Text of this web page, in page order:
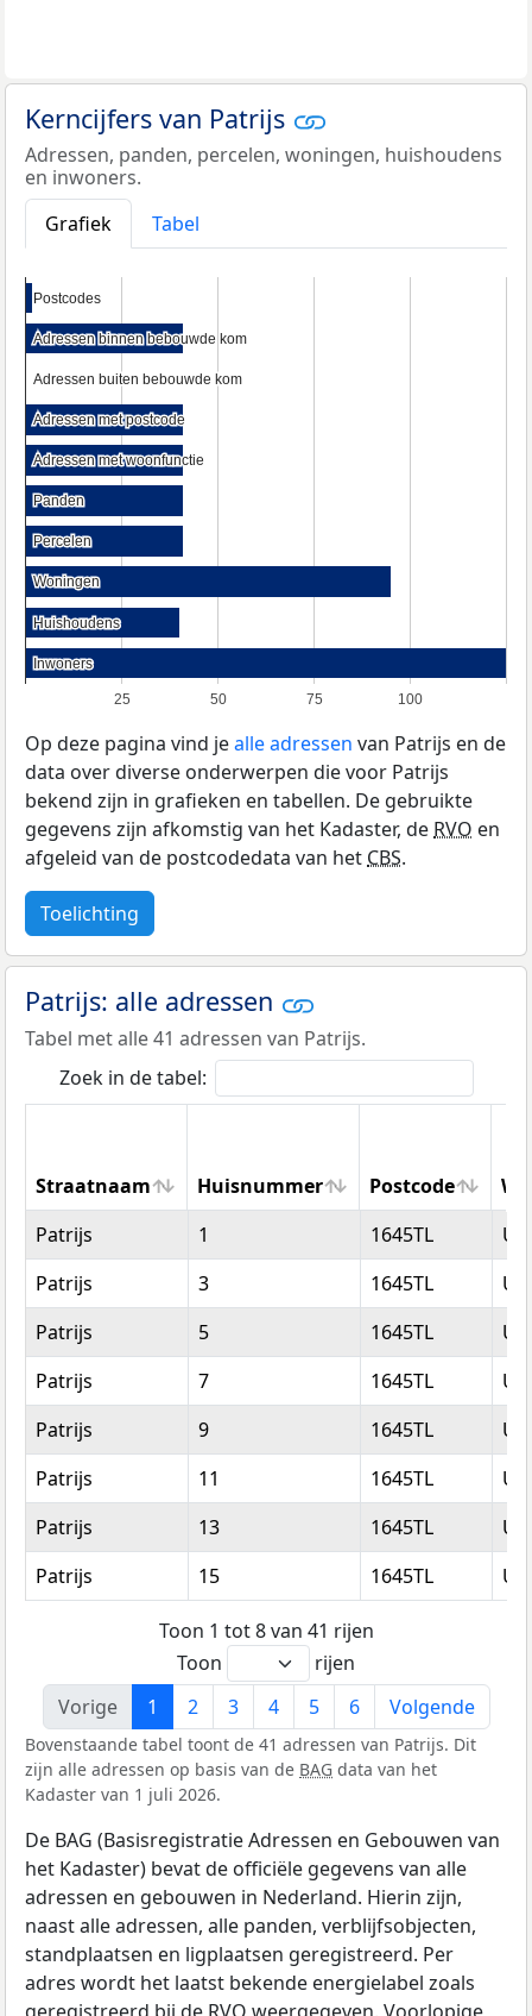
Kerncijfers van Patrijs
Adressen, panden, percelen, woningen, huishoudens
en inwoners.
Grafiek
Tabel
25 50 75 100
Postcodes
Postcodes
Adressen binnen bebouwde kom
Adressen binnen bebouwde kom
Adressen buiten bebouwde kom
Adressen buiten bebouwde kom
Adressen met postcode
Adressen met postcode
Adressen met woonfunctie
Adressen met woonfunctie
Panden
Panden
Percelen
Percelen
Woningen
Woningen
Huishoudens
Huishoudens
Inwoners
Inwoners
Op deze pagina vind jealle adressen van Patrijs en de
data over diverse onderwerpen die voor Patrijs
bekend zijn in grafieken en tabellen. De gebruikte
gegevens zijn afkomstig van het Kadaster, deRVO en
afgeleid van de postcodedata van hetCBS.
Toelichting
Patrijs: alle adressen
Tabel met alle 41 adressen van Patrijs.
Zoek in de tabel:
Straatnaam Huisnummer Postcode
Straatnaam
Huisnummer Postcode
Patrijs 1 1645TL
Patrijs
3 1645TL
Patrijs
5 1645TL
Patrijs
7 1645TL
Patrijs
9 1645TL
Patrijs
11 1645TL
Patrijs
13 1645TL
Patrijs
15 1645TL
Toon 1 tot 8 van 41 rijen
Toon
rijen
Vorige
1 2 3 4 5 6 Volgende
Bovenstaande tabel toont de 41 adressen van Patrijs. Dit
zijn alle adressen op basis van de BAG data van het
Kadaster van 1 juli 2026.
De BAG (Basisregistratie Adressen en Gebouwen van
het Kadaster) bevat de officiële gegevens van alle
adressen en gebouwen in Nederland. Hierin zijn,
naast alle adressen, alle panden, verblijfsobjecten,
standplaatsen en ligplaatsen geregistreerd. Per
adres wordt het laatst bekende energielabel zoals